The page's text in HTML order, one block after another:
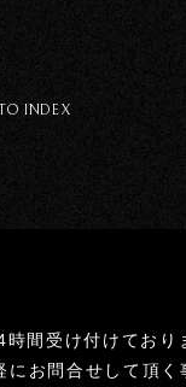
INDEX
間受け付けており
お問合せして頂く